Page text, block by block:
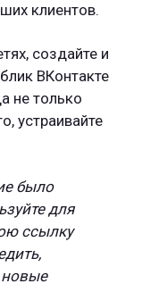
клиентов.
создайте и
ВКонтакте
не только
устраивайте
было
для
ссылку
новые